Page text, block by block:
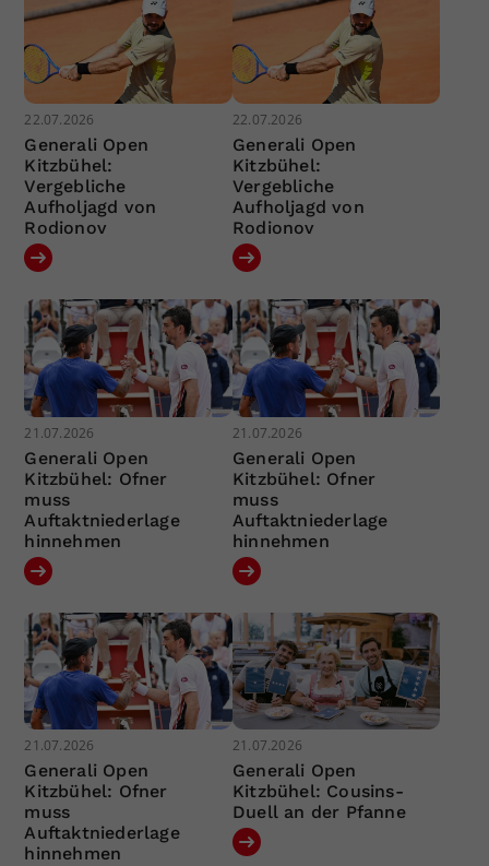
22.07.2026
Generali Open
Kitzbühel:
Vergebliche
Aufholjagd von
Rodionov
22.07.2026
Generali Open
Kitzbühel:
Vergebliche
Aufholjagd von
Rodionov
21.07.2026
Generali Open
Kitzbühel: Ofner
muss
Auftaktniederlage
hinnehmen
21.07.2026
Generali Open
Kitzbühel: Ofner
muss
Auftaktniederlage
hinnehmen
21.07.2026
Generali Open
Kitzbühel: Ofner
muss
Auftaktniederlage
hinnehmen
21.07.2026
Generali Open
Kitzbühel: Cousins-
Duell an der Pfanne